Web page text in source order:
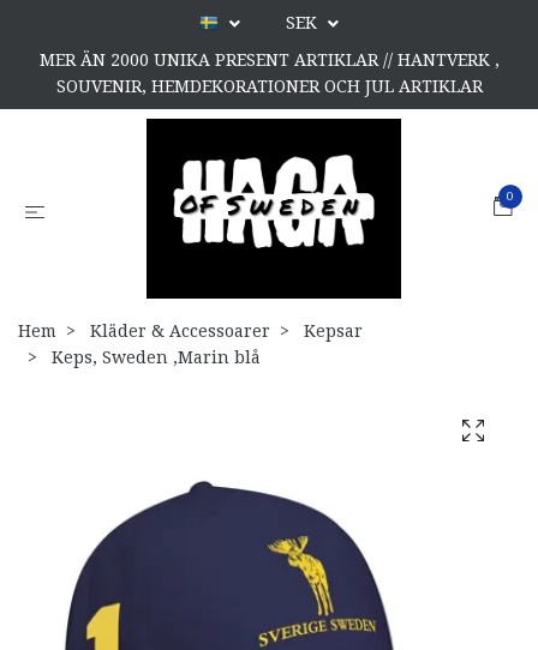
SEK
MER ÄN 2000 UNIKA PRESENT ARTIKLAR // HANTVERK ,
SOUVENIR, HEMDEKORATIONER OCH JUL ARTIKLAR
0
Hem Kläder & Accessoarer
Kepsar
Keps, Sweden ,Marin blå